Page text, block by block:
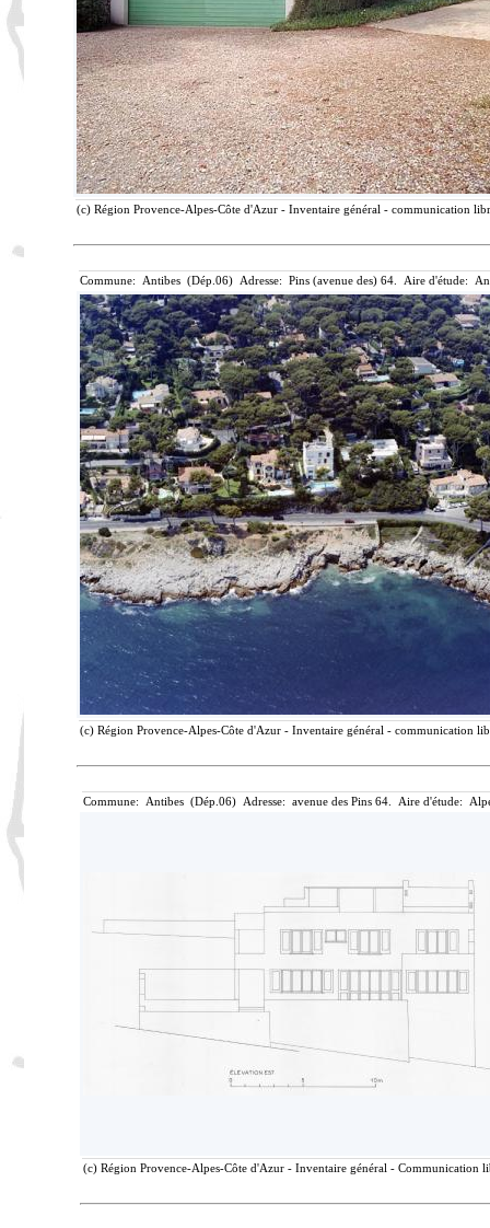
(c) Région Provence-Alpes-Côte d'Azur - Inventaire général - communication
Commune: Antibes (Dép.06) Adresse: Pins (avenue des) 64. Aire d'étude:
(c) Région Provence-Alpes-Côte d'Azur - Inventaire général - communication
Commune: Antibes (Dép.06) Adresse: avenue des Pins 64. Aire d'étude:
(c) Région Provence-Alpes-Côte d'Azur - Inventaire général - Communication